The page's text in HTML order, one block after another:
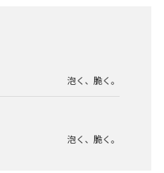
泡く、脆く。
泡く、脆く。